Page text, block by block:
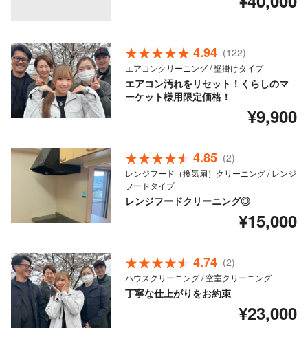
4.94 (122)
エアコンクリーニング / 壁掛けタイプ
エアコン汚れをリセット！くらしのマ
ーケット様用限定価格！
¥9,900
4.85 (2)
レンジフード（換気扇）クリーニング / レンジ
フードタイプ
レンジフードクリーニング◎
¥15,000
4.74 (2)
ハウスクリーニング / 空室クリーニング
丁寧な仕上がりをお約束
¥23,000